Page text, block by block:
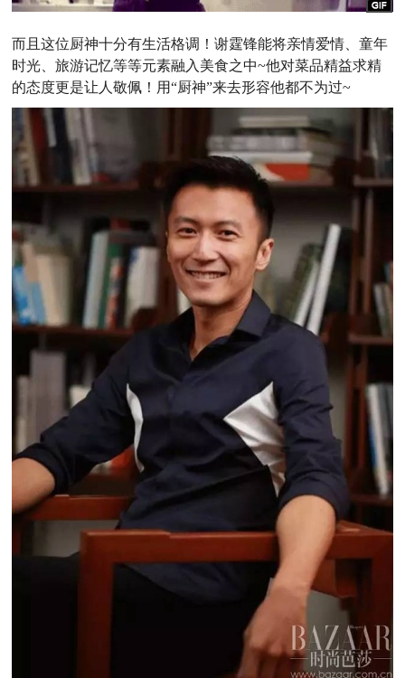
而且这位厨神十分有生活格调！谢霆锋能将亲情爱情、童年
时光、旅游记忆等等元素融入美食之中~他对菜品精益求精
的态度更是让人敬佩！用“厨神”来去形容他都不为过~